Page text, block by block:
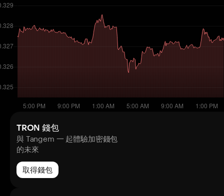
TRON 錢包
與 Tangem 一 起體驗加密錢包
的未來
取得錢包